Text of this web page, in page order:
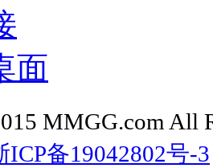
面
MMGG.com All
ICP备19042802号-3